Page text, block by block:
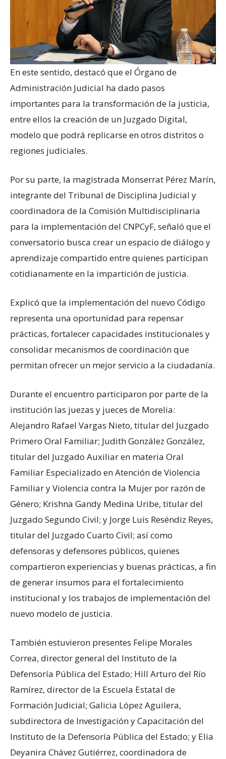
En este sentido, destacó que el Órgano de
Administración Judicial ha dado pasos
importantes para la transformación de la justicia,
entre ellos la creación de un Juzgado Digital,
modelo que podrá replicarse en otros distritos o
regiones judiciales.
Por su parte, la magistrada Monserrat Pérez Marín,
integrante del Tribunal de Disciplina Judicial y
coordinadora de la Comisión Multidisciplinaria
para la implementación del CNPCyF, señaló que el
conversatorio busca crear un espacio de diálogo y
aprendizaje compartido entre quienes participan
cotidianamente en la impartición de justicia.
Explicó que la implementación del nuevo Código
representa una oportunidad para repensar
prácticas, fortalecer capacidades institucionales y
consolidar mecanismos de coordinación que
permitan ofrecer un mejor servicio a la ciudadanía.
Durante el encuentro participaron por parte de la
institución las juezas y jueces de Morelia:
Alejandro Rafael Vargas Nieto, titular del Juzgado
Primero Oral Familiar; Judith González González,
titular del Juzgado Auxiliar en materia Oral
Familiar Especializado en Atención de Violencia
Familiar y Violencia contra la Mujer por razón de
Género; Krishna Gandy Medina Uribe, titular del
Juzgado Segundo Civil; y Jorge Luis Reséndiz Reyes,
titular del Juzgado Cuarto Civil; así como
defensoras y defensores públicos, quienes
compartieron experiencias y buenas prácticas, a fin
de generar insumos para el fortalecimiento
institucional y los trabajos de implementación del
nuevo modelo de justicia.
También estuvieron presentes Felipe Morales
Correa, director general del Instituto de la
Defensoría Pública del Estado; Hill Arturo del Río
Ramírez, director de la Escuela Estatal de
Formación Judicial; Galicia López Aguilera,
subdirectora de Investigación y Capacitación del
Instituto de la Defensoría Pública del Estado; y Elia
Deyanira Chávez Gutiérrez, coordinadora de